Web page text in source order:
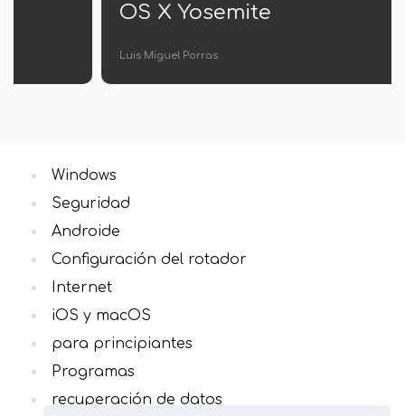
OS X Yosemite
Luis Miguel Porras
Windows
Seguridad
Androide
Configuración del rotador
Internet
iOS y macOS
para principiantes
Programas
recuperación de datos